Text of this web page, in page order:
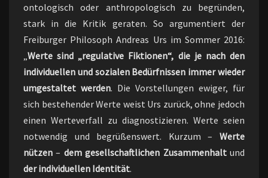
ontologisch oder anthropologisch zu begründen,
stark in die Kritik geraten. So argumentiert der
Freiburger Philosoph Andreas Urs im Sommer 2016:
Werte sind „regulative Fiktionen“, die je nach den
individuellen und sozialen Bedürfnissen immer wieder
umgestaltet werden. Die Vorstellungen ewiger, für
sich bestehender Werte weist Urs zurück, ohne jedoch
einen Werteverfall zu diagnostizieren. Werte seien
notwendig und begrüßenswert. Kurzum – Werte
nützen – dem gesellschaftlichen Zusammenhaltund
der individuellen Identität.